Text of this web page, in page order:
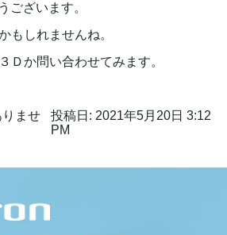
ざいます。
もしれませんね。
Ｄか問い合わせてみます。
ませ
投稿日: 2021年5月20日 3:12
PM